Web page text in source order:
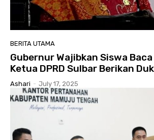
BERITA UTAMA
Gubernur Wajibkan Siswa
Ketua DPRD Sulbar Berikan
Ashari - July 17, 2025